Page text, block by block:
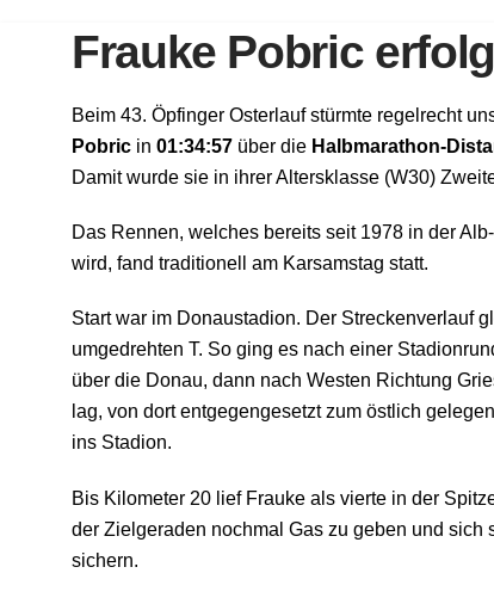
Frauke Pobric
Beim 43. Öpfinger Osterlauf stürmte regelrecht
Pobric in 01:34:57 über die Halbmarathon-
Damit wurde sie in ihrer Altersklasse (W30)
Das Rennen, welches bereits seit 1978 in der
wird, fand traditionell am Karsamstag statt.
Start war im Donaustadion. Der Streckenverlauf
umgedrehten T. So ging es nach einer
über die Donau, dann nach Westen Richtung
lag, von dort entgegengesetzt zum östlich
ins Stadion.
Bis Kilometer 20 lief Frauke als vierte in der
der Zielgeraden nochmal Gas zu geben und
sichern.